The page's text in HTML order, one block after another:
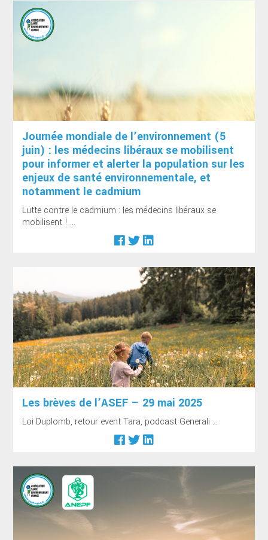
Journée mondiale de l’environnement (5
juin) : les médecins libéraux se mobilisent
pour informer et alerter la population sur les
enjeux de santé environnementale, et
notamment le cadmium
Lutte contre le cadmium : les médecins libéraux se
mobilisent ! ...
Les brèves de l’ASEF – 29 mai 2025
Loi Duplomb, retour event Tara, podcast Generali ...